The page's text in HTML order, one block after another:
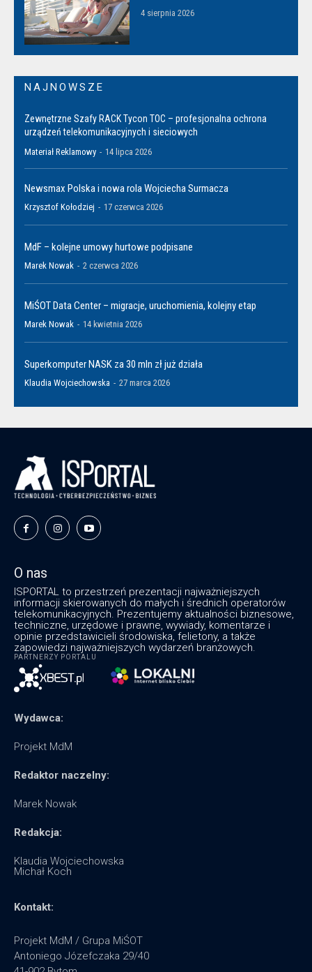
4 sierpnia 2026
NAJNOWSZE
Zewnętrzne Szafy RACK Tycon TOC – profesjonalna ochrona
urządzeń telekomunikacyjnych i sieciowych
Materiał Reklamowy - 14 lipca 2026
Newsmax Polska i nowa rola Wojciecha Surmacza
Krzysztof Kołodziej - 17 czerwca 2026
MdF – kolejne umowy hurtowe podpisane
Marek Nowak - 2 czerwca 2026
MiŚOT Data Center – migracje, uruchomienia, kolejny etap
Marek Nowak - 14 kwietnia 2026
Superkomputer NASK za 30 mln zł już działa
Klaudia Wojciechowska - 27 marca 2026
O nas
ISPORTAL to przestrzeń prezentacji najważniejszych
informacji skierowanych do małych i średnich operatorów
telekomunikacyjnych. Prezentujemy aktualności biznesowe,
techniczne, urzędowe i prawne, wywiady, komentarze i
opinie przedstawicieli środowiska, felietony, a także
zapowiedzi najważniejszych wydarzeń branżowych.
PARTNERZY PORTALU
Wydawca:
Projekt MdM
Redaktor naczelny:
Marek Nowak
Redakcja:
Klaudia Wojciechowska
Michał Koch
Kontakt:
Projekt MdM / Grupa MiŚOT
Antoniego Józefczaka 29/40